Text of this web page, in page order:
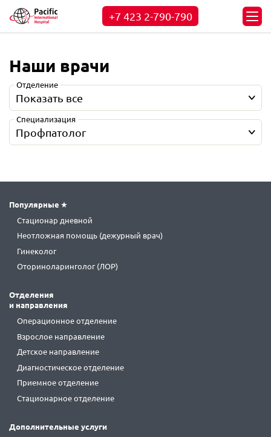
+7 423 2-790-790
Наши врачи
Отделение
Показать все
Специализация
Профпатолог
Популярные
Стационар дневной
Неотложная помощь (дежурный врач)
Гинеколог
Оториноларинголог (ЛОР)
Отделения
и направления
Операционное отделение
Взрослое направление
Детское направление
Диагностическое отделение
Приемное отделение
Стационарное отделение
Дополнительные услуги